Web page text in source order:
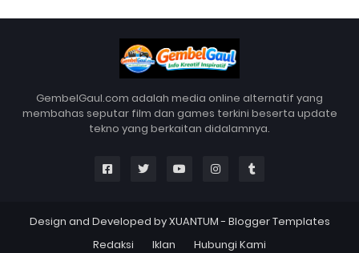
GembelGaul.com adalah media online alternatif yang
membahas seputar film dan games terkini beserta update
tekno yang berkaitan didalamnya.
Design and Developed byXUANTUM- Blogger Templates
Redaksi
Iklan Hubungi Kami